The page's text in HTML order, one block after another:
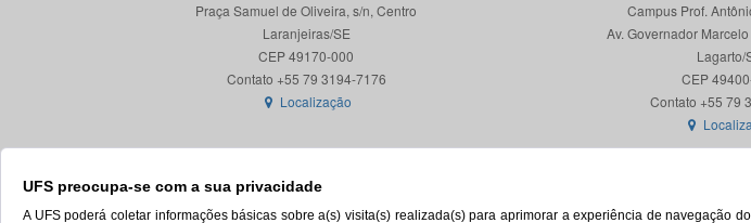
UFS preocupa-se com a sua privacidade
A UFS poderá coletar informações básicas sobre a(s) visita(s) realizada(s) para aprimorar a experiência de navegação
Praça Samuel de Oliveira, s/n, Centro
Laranjeiras/SE
CEP 49170-000
Localização
Campus Prof.
Av. Governador
Lagarto/
CEP